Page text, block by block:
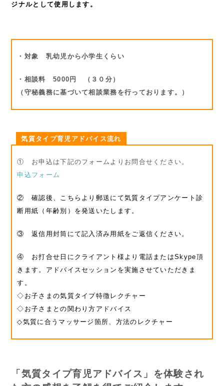
ジナルとして使用します。
・対象 乳幼児から小学生くらい
・相談料 5000円 （３０分）
（守秘義務に基づいて相談業務を行っております。）
気質タイプ育児アドバイス流れ
① お申込は下記のフォームよりお問合せください。
申込フォーム
② 確認後、こちらより郵送にて気質タイプアンケート診
断用紙（年齢別）を発送いたします。
③ 返信用封筒にて記入済み用紙をご返信ください。
④ お打合せ日にクライアント様より電話またはSkype頂
きます。アドバイスセッションを実施させていただきま
す。
◇お子さまの気質タイプ特徴レクチャー
◇お子さまとの関わり方アドバイス
◇気質に合うマッサージ箇所、方法のレクチャー
「気質タイプ育児アドバイス」を体験され